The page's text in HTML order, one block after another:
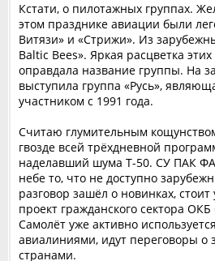
Кстати, о пилотажных группах.
этом празднике авиации были
Витязи» и «Стрижи». Из
Baltic Bees». Яркая расцветка
оправдала название группы. На
выступила группа «Русь»,
участником с 1991 года.
Считаю глумительным
гвозде всей трёхдневной
наделавший шума Т-50. СУ ПАК
небе то, что не доступно
разговор зашёл о новинках,
проект гражданского сектора ОКБ
Самолёт уже активно
авиалиниями, идут переговоры о
странами.